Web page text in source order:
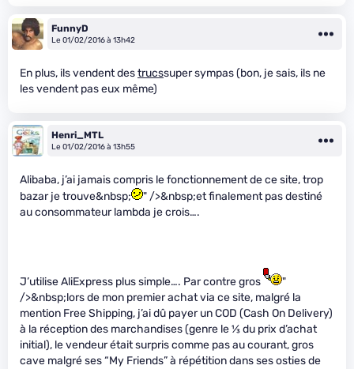
FunnyD
Le 01/02/2016 à 13h42
En plus, ils vendent destrucssuper sympas (bon, je sais, ils ne
les vendent pas eux même)
Henri_MTL
Le 01/02/2016 à 13h55
Alibaba, j’ai jamais compris le fonctionnement de ce site, trop
bazar je trouve&nbsp;
" />&nbsp;et finalement pas destiné
au consommateur lambda je crois….
J’utilise AliExpress plus simple…. Par contre gros
"
/>&nbsp;lors de mon premier achat via ce site, malgré la
mention Free Shipping, j’ai dû payer un COD (Cash On Delivery)
à la réception des marchandises (genre le1⁄3du prix d’achat
initial), le vendeur était surpris comme pas au courant, gros
cave malgré ses “My Friends” à répétition dans ses osties de